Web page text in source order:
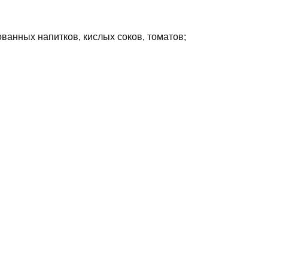
напитков, кислых соков, томатов;